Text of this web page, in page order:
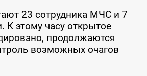
23 сотрудника МЧС и 7
К этому часу открытое
продолжаются
возможных очагов